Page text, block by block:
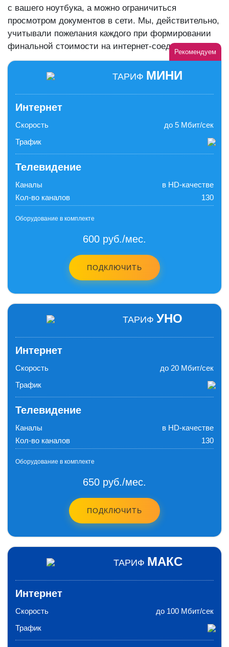
с вашего ноутбука, а можно ограничиться
просмотром документов в сети. Мы, действительно,
учитывали пожелания каждого при формировании
финальной стоимости на интернет-соединение.
Рекомендуем
ТАРИФ МИНИ
Интернет
Скорость
до 5 Мбит/сек
Трафик
Телевидение
Каналы
в HD-качестве
Кол-во каналов
130
Оборудование в комплекте
600 руб./мес.
ПОДКЛЮЧИТЬ
ТАРИФ УНО
Интернет
Скорость
до 20 Мбит/сек
Трафик
Телевидение
Каналы
в HD-качестве
Кол-во каналов
130
Оборудование в комплекте
650 руб./мес.
ПОДКЛЮЧИТЬ
ТАРИФ МАКС
Интернет
Скорость
до 100 Мбит/сек
Трафик